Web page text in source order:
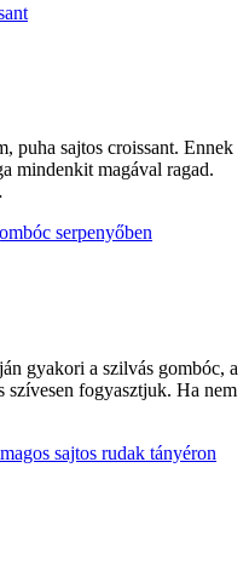
puha sajtos croissant. Ennek
mindenkit magával ragad.
gyakori a szilvás gombóc, a
szívesen fogyasztjuk. Ha nem